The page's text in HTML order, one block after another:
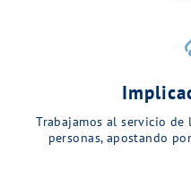
Trabajamos al servicio de
personas, apostando